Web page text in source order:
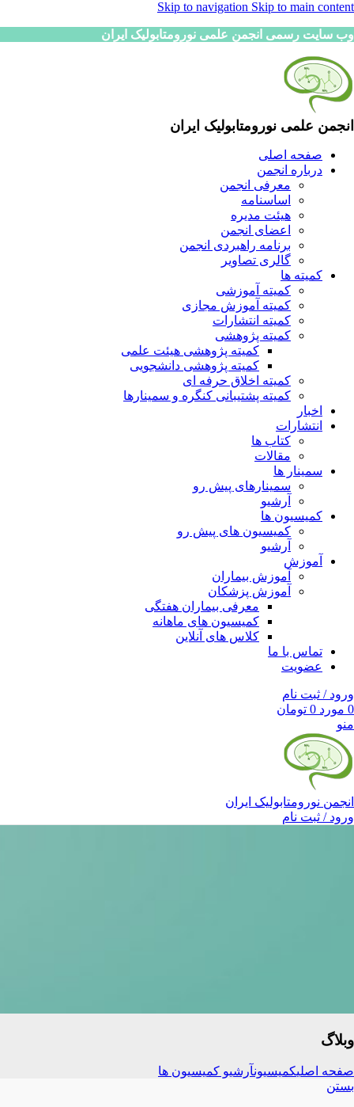
Skip to navigation Skip to main content
وب سایت رسمی انجمن علمی نورومتابولیک ایران
انجمن علمی نورومتابولیک ایران
صفحه اصلی
درباره انجمن
معرفی انجمن
اساسنامه
هیئت مدیره
اعضای انجمن
برنامه راهبردی انجمن
گالری تصاویر
کمیته ها
کمیته آموزشی
کمیته آموزش مجازی
کمیته انتشارات
کمیته پژوهشی
کمیته پژوهشی هیئت علمی
کمیته پژوهشی دانشجویی
کمیته اخلاق حرفه ای
کمیته پشتیبانی کنگره و سمینارها
اخبار
انتشارات
کتاب ها
مقالات
سمینار ها
سمینارهای پیش رو
آرشیو
کمیسیون ها
کمیسیون های پیش رو
آرشیو
آموزش
آموزش بیماران
آموزش پزشکان
معرفی بیماران هفتگی
کمیسیون های ماهانه
کلاس های آنلاین
تماس با ما
عضویت
ورود / ثبت نام
0 مورد 0 تومان
منو
انجمن نورومتابولیک ایران
ورود / ثبت نام
وبلاگ
صفحه اصلیکمیسیونآرشیو کمیسیون ها
بستن